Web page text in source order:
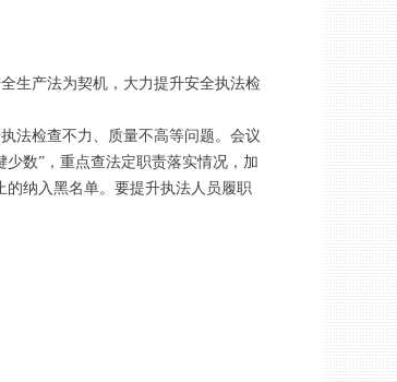
生产法为契机，大力提升安全执法检
法检查不力、质量不高等问题。会议
数”，重点查法定职责落实情况，加
的纳入黑名单。要提升执法人员履职